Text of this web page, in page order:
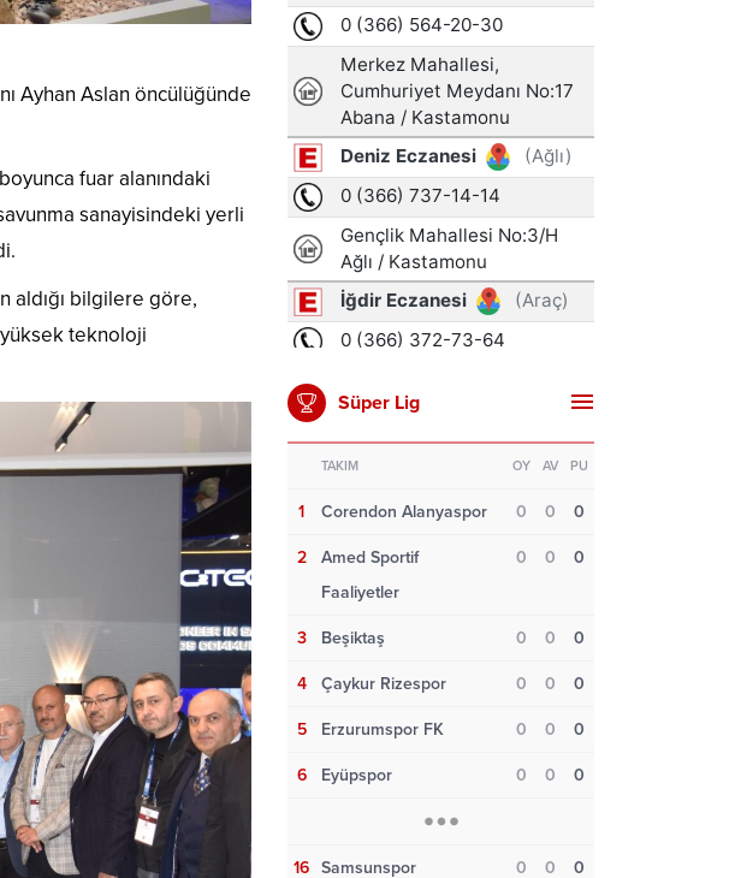
Ayhan Aslan öncülüğünde
fuar alanındaki
sanayisindeki yerli
aldığı bilgilere göre,
teknoloji
Süper Lig
TAKIM OY AV PU
1 Corendon Alanyaspor 0 0 0
2
Amed Sportif
Faaliyetler
0 0 0
3 Beşiktaş 0 0 0
4 Çaykur Rizespor 0 0 0
5 Erzurumspor FK 0 0 0
6 Eyüpspor 0 0 0
16 Samsunspor 0 0 0